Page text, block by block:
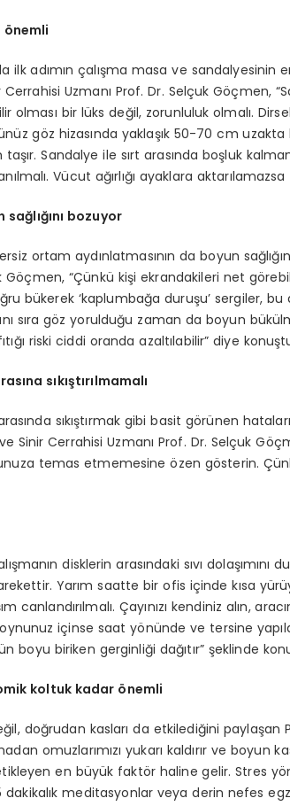
önemli
ilk adımın çalışma masa ve sandalyesinin
Uzmanı Prof. Dr. Selçuk Göçmen,
olması bir lüks değil, zorunluluk olmalı.
göz hizasında yaklaşık 50-70 cm uzakta
Sandalye ile sırt arasında boşluk
Vücut ağırlığı ayaklara
bozuyor
ortam aydınlatmasının da boyun
Göçmen, “Çünkü kişi ekrandakileri net
bükerek ‘kaplumbağa duruşu’ sergiler,
sıra göz yorulduğu zaman da boyun
riski ciddi oranda azaltılabilir” diye
sıkıştırılmamalı
sıkıştırmak gibi basit görünen
Sinir Cerrahisi Uzmanı Prof. Dr. Selçuk
temas etmemesine özen gösterin.
disklerin arasındaki sıvı
Yarım saatte bir ofis içinde kısa
canlandırılmalı. Çayınızı kendiniz alın,
içinse saat yönünde ve tersine
boyu biriken gerginliği dağıtır” şeklinde
koltuk kadar önemli
doğrudan kasları da etkilediğini paylaşan
omuzlarımızı yukarı kaldırır ve boyun
tetikleyen en büyük faktör haline gelir. Stres
dakikalık meditasyonlar veya derin nefes